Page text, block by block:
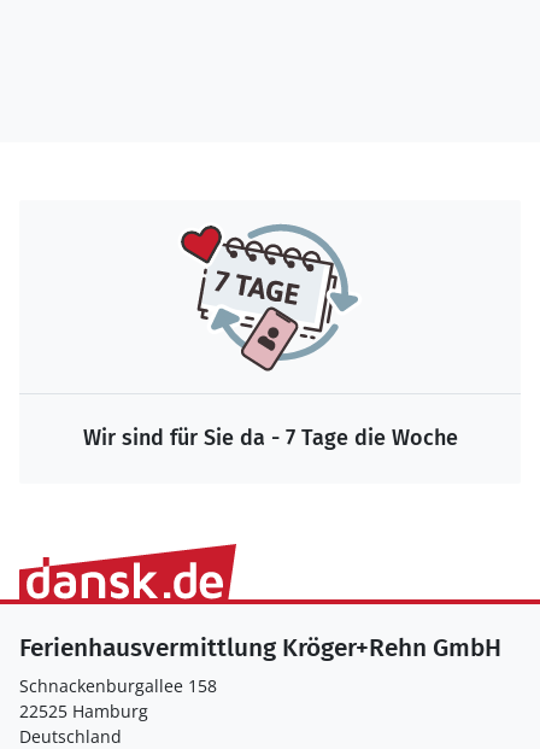
Wir sind für Sie da - 7 Tage die Woche
Ferienhausvermittlung Kröger+Rehn GmbH
Schnackenburgallee 158
22525 Hamburg
Deutschland